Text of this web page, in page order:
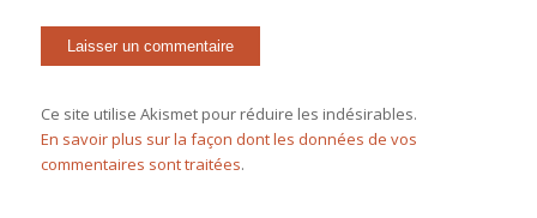
Ce site utilise Akismet pour réduire les indésirables.
En savoir plus sur la façon dont les données de vos
commentaires sont traitées.